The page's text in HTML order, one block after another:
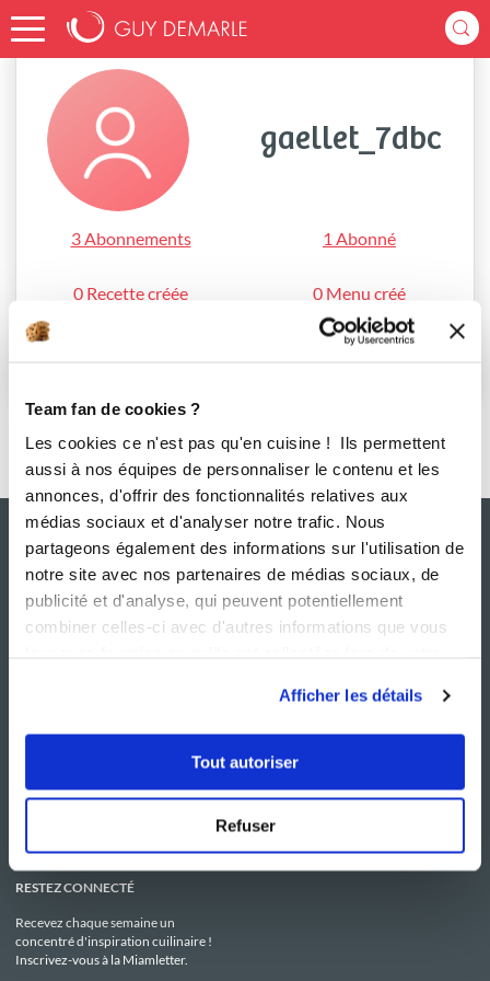
Team fan de cookies ?
Les cookies ce n'est pas qu'en cuisine ! Ils permettent
aussi à nos équipes de personnaliser le contenu et les
annonces, d'offrir des fonctionnalités relatives aux
médias sociaux et d'analyser notre trafic. Nous
partageons également des informations sur l'utilisation de
notre site avec nos partenaires de médias sociaux, de
publicité et d'analyse, qui peuvent potentiellement
combiner celles-ci avec d'autres informations que vous
Afficher les détails
Tout autoriser
Refuser
Accueil gaellet_7dbc
gaellet_7dbc
3 Abonnements 1 Abonné
0 Recette créée 0 Menu créé
Le Mag'
Boutique
C.G.U
Politique de confidentialité
Utilisation des Cookies
RESTEZ CONNECTÉ
Recevez chaque semaine un
concentré d'inspiration cuilinaire !
Inscrivez-vous à la Miamletter.